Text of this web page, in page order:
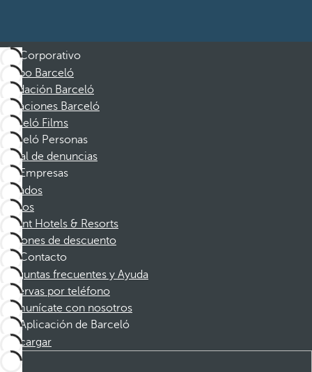
Corporativo
Grupo Barceló
Fundación Barceló
Vacaciones Barceló
Barceló Films
Barceló Personas
Canal de denuncias
Empresas
Afiliados
Socios
Dorint Hotels & Resorts
Cupones de descuento
Contacto
Preguntas frecuentes y Ayuda
Reservas por teléfono
Comunícate con nosotros
Aplicación de Barceló
Descargar